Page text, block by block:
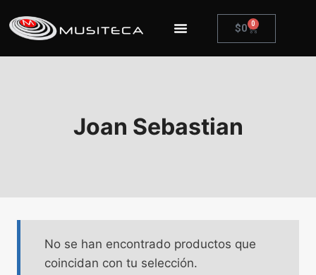
$0 0
Joan Sebastian
No se han encontrado productos que
coincidan con tu selección.